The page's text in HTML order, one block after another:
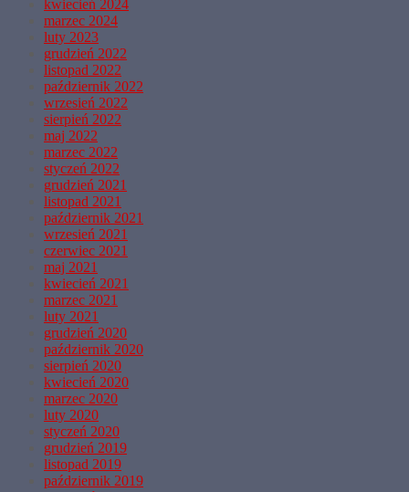
kwiecień 2024
marzec 2024
luty 2023
grudzień 2022
listopad 2022
październik 2022
wrzesień 2022
sierpień 2022
maj 2022
marzec 2022
styczeń 2022
grudzień 2021
listopad 2021
październik 2021
wrzesień 2021
czerwiec 2021
maj 2021
kwiecień 2021
marzec 2021
luty 2021
grudzień 2020
październik 2020
sierpień 2020
kwiecień 2020
marzec 2020
luty 2020
styczeń 2020
grudzień 2019
listopad 2019
październik 2019